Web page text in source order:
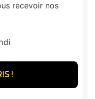
recevoir nos